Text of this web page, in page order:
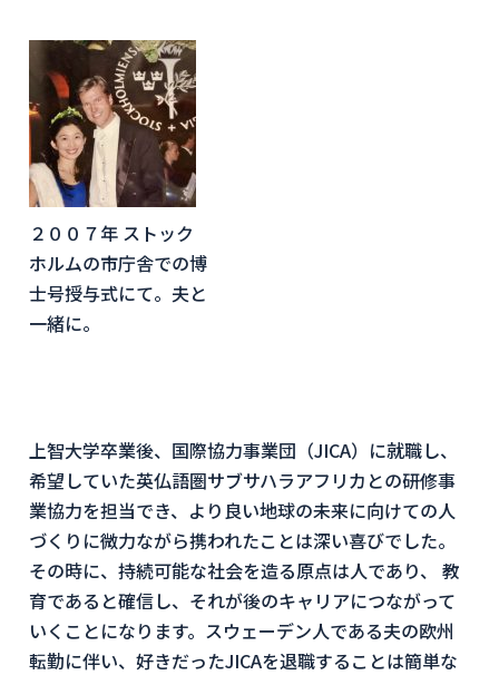
２００７年 ストック
ホルムの市庁舎での博
士号授与式にて。夫と
一緒に。
上智大学卒業後、国際協力事業団（JICA）に就職し、
希望していた英仏語圏サブサハラアフリカとの研修事
業協力を担当でき、より良い地球の未来に向けての人
づくりに微力ながら携われたことは深い喜びでした。
その時に、持続可能な社会を造る原点は人であり、 教
育であると確信し、それが後のキャリアにつながって
いくことになります。スウェーデン人である夫の欧州
転勤に伴い、好きだったJICAを退職することは簡単な